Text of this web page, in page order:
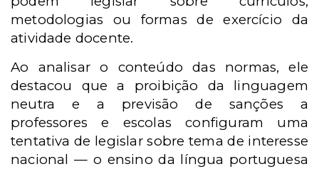
metodologias ou formas de exercício da
atividade docente.
Ao analisar o conteúdo das normas, ele
destacou que a proibição da linguagem
neutra e a previsão de sanções a
professores e escolas configuram uma
tentativa de legislar sobre tema de interesse
nacional — o ensino da língua portuguesa